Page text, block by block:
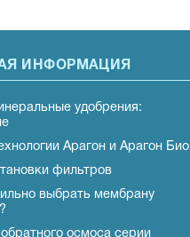
ИНФОРМАЦИЯ
удобрения:
Арагон и Арагон Био
фильтров
выбрать мембрану
осмоса серии